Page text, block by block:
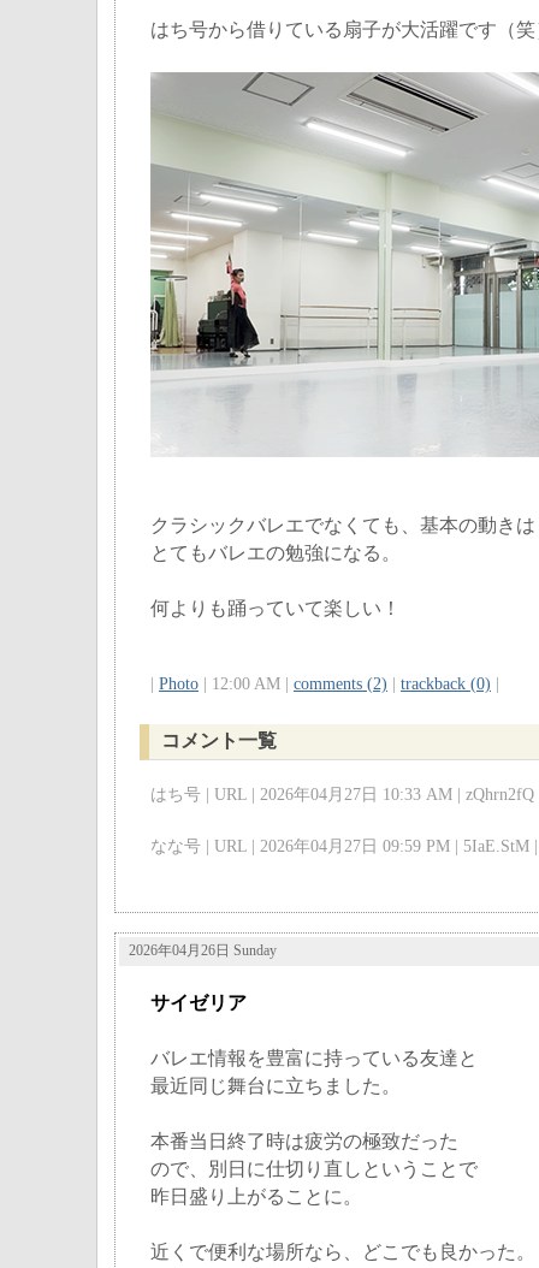
はち号から借りている扇子が大活躍です（
クラシックバレエでなくても、基本の動きは
とてもバレエの勉強になる。
何よりも踊っていて楽しい！
Photo | 12:00 AM | comments (2) trackback (0)
コメント一覧
はち号 | URL | 2026年04月27日 10:33 AM | zQhrn2fQ
なな号 | URL | 2026年04月27日 09:59 PM | 5IaE.StM |
2026年04月26日 Sunday
サイゼリア
バレエ情報を豊富に持っている友達と
最近同じ舞台に立ちました。
本番当日終了時は疲労の極致だった
ので、別日に仕切り直しということで
昨日盛り上がることに。
近くで便利な場所なら、どこでも良かった。